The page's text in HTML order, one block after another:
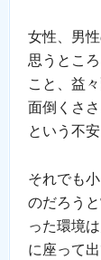
女性、男
思うとこ
こと、益
面倒くさ
という不
それでも
のだろう
った環境
に座って